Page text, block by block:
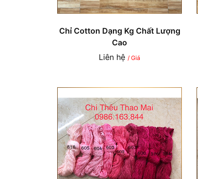
Chỉ Cotton Dạng Kg Chất Lượng
Cao
Liên hệ / Giá